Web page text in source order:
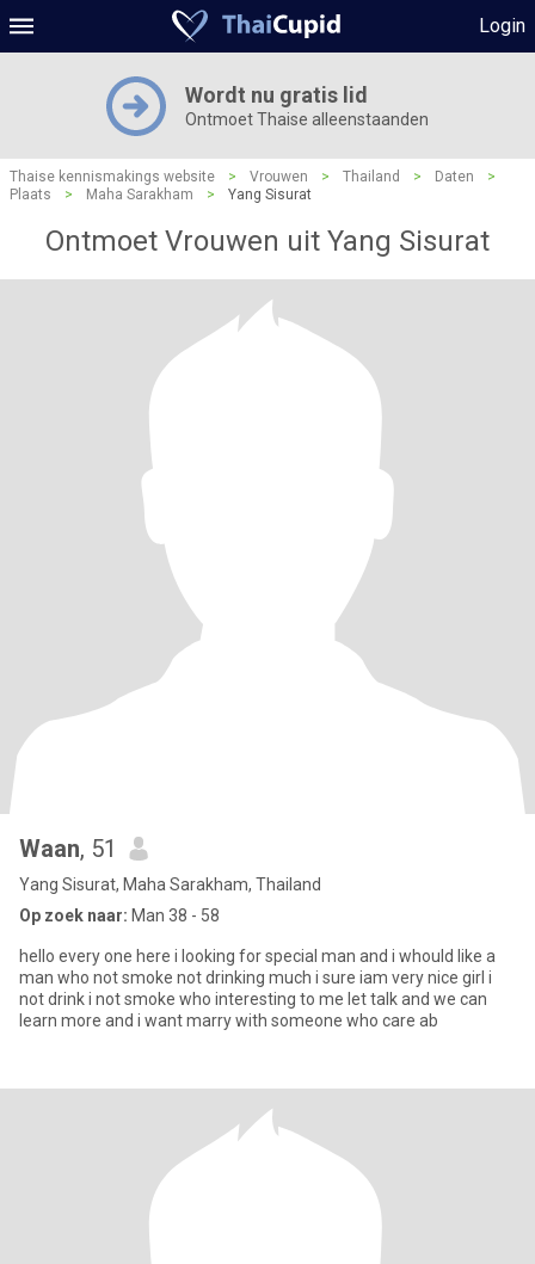
Login
Wordt nu gratis lid
Ontmoet Thaise alleenstaanden
Thaise kennismakings website > Vrouwen > Thailand > Daten
>
Plaats
> Maha Sarakham > Yang Sisurat
Ontmoet Vrouwen uit Yang Sisurat
Waan, 51
Yang Sisurat, Maha Sarakham, Thailand
Op zoek naar: Man 38 - 58
hello every one here i looking for special man and i whould like a
man who not smoke not drinking much i sure iam very nice girl i
not drink i not smoke who interesting to me let talk and we can
learn more and i want marry with someone who care ab